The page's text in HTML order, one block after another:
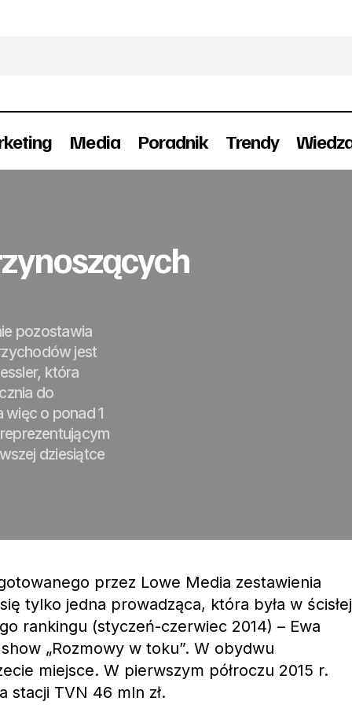
Media Poradnik Trendy
pozostawia
jest
która
do
więc o ponad 1
dziesiątce
przez Lowe Media zestawienia
tylko jedna prowadząca, która była w ścisłej
rankingu (styczeń-czerwiec 2014) – Ewa
„Rozmowy w toku”. W obydwu
miejsce. W pierwszym półroczu 2015 r.
stacji TVN 46 mln zł.